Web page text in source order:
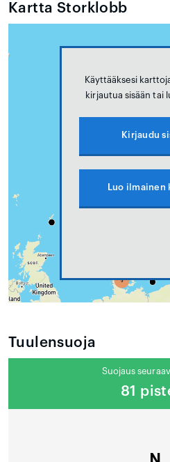
Kartta Storklobb
Käyttääksesi
kirjautua sisään tai
Kirjaudu
Luo ilmainen
Tuulensuoja
Suojaus
81